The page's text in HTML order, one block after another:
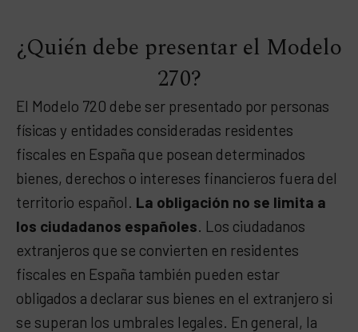
¿Quién debe presentar el Modelo
270?
El Modelo 720 debe ser presentado por personas
físicas y entidades consideradas residentes
fiscales en España que posean determinados
bienes, derechos o intereses financieros fuera del
territorio español. La obligación no se limita a
los ciudadanos españoles. Los ciudadanos
extranjeros que se convierten en residentes
fiscales en España también pueden estar
obligados a declarar sus bienes en el extranjero si
se superan los umbrales legales. En general, la